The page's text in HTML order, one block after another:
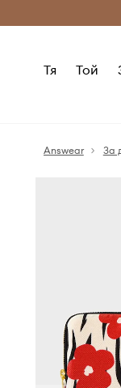
Тя Той
Answear За